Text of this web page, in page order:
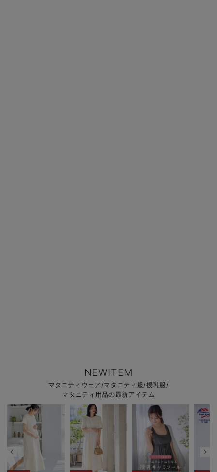
NEWITEM
マタニティウェア/マタニティ服/授乳服/
マタニティ用品の最新アイテム